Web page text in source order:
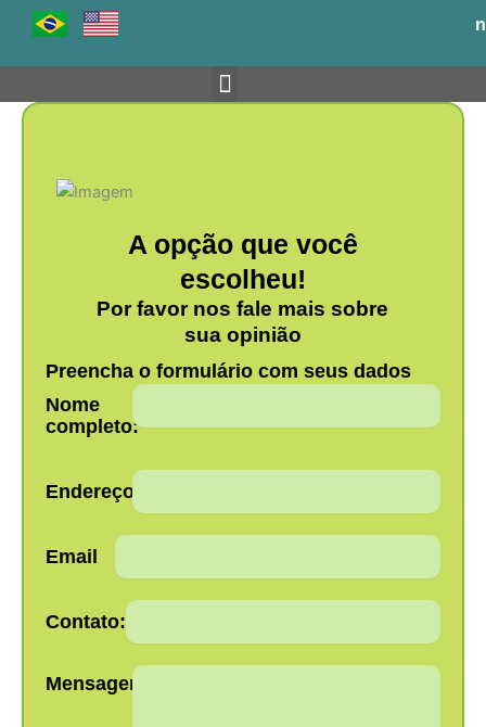
o
A opção que você
escolheu!
Por favor nos fale mais sobre
sua opinião
Preencha o formulário com seus dados
Nome
completo:
Endereço:
Email
Contato:
Mensagem: